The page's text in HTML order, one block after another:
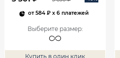
от584 ₽x 6 платежей
Выберите размер:
Купить в один клик